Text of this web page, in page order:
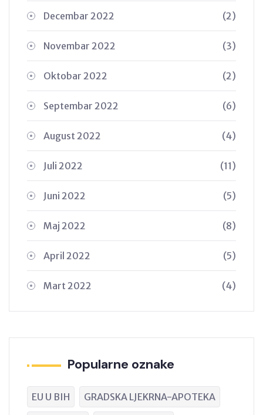
Decembar 2022 (2)
Novembar 2022 (3)
Oktobar 2022 (2)
Septembar 2022 (6)
August 2022 (4)
Juli 2022 (11)
Juni 2022 (5)
Maj 2022 (8)
April 2022 (5)
Mart 2022 (4)
Popularne oznake
EU U BIH GRADSKA LJEKRNA-APOTEKA